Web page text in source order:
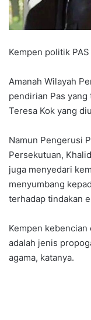
Kempen politik
Amanah Wilayah
pendirian Pas
Teresa Kok yang
Namun Pengerusi
Persekutuan,
juga menyedari
menyumbang
terhadap tindakan
Kempen kebencian
adalah jenis
agama, katanya.